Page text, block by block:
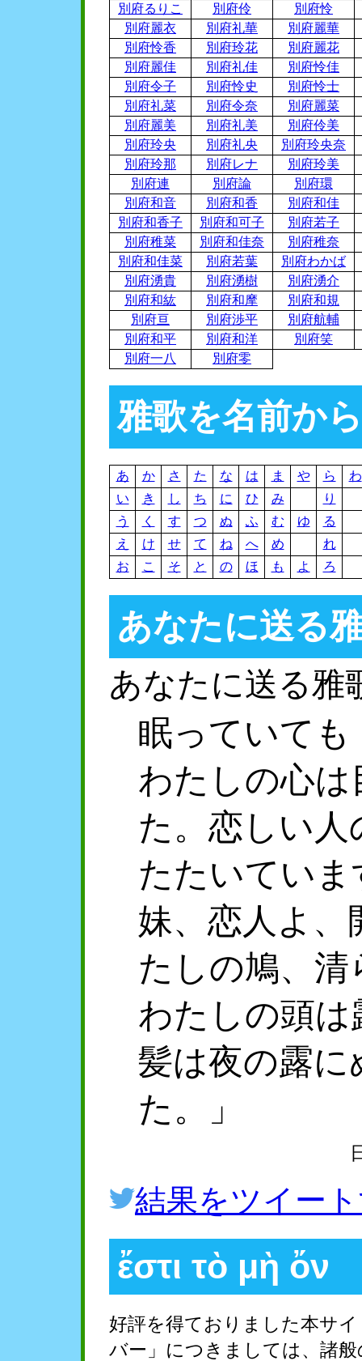
別府るりこ
別府伶
別府怜
別府麗衣
別府礼華
別府麗華
別府怜香
別府玲花
別府麗花
別府麗佳
別府礼佳
別府怜佳
別府令子
別府怜史
別府怜士
別府礼菜
別府令奈
別府麗菜
別府麗美
別府礼美
別府伶美
別府玲央
別府礼央
別府玲央奈
別府玲那
別府レナ
別府玲美
別府連
別府論
別府環
別府和音
別府和香
別府和佳
別府和香子
別府和可子
別府若子
別府稚菜
別府和佳奈
別府稚奈
別府和佳菜
別府若葉
別府わかば
別府湧貴
別府湧樹
別府湧介
別府和紘
別府和摩
別府和規
別府亘
別府渉平
別府航輔
別府和平
別府和洋
別府笑
別府一八
別府零
雅歌を名前か
あ か さ た な は ま や ら
わ
い
き し ち に ひ み
り
う
く す つ ぬ ふ む ゆ
る
え
け せ て ね へ め
れ
お
こ そ と の ほ も よ ろ
あなたに送る
あなたに送る雅
眠っていても
わたしの心
た。恋しい
たたいてい
妹、恋人よ、
たしの鳩、
わたしの頭は
髪は夜の露
た。」
結果をツイー
ἔστι τὸ μὴ ὄν
好評を得ておりました本サ
バー」につきましては、諸